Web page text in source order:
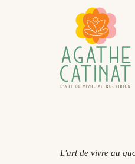
L'art de vivre au